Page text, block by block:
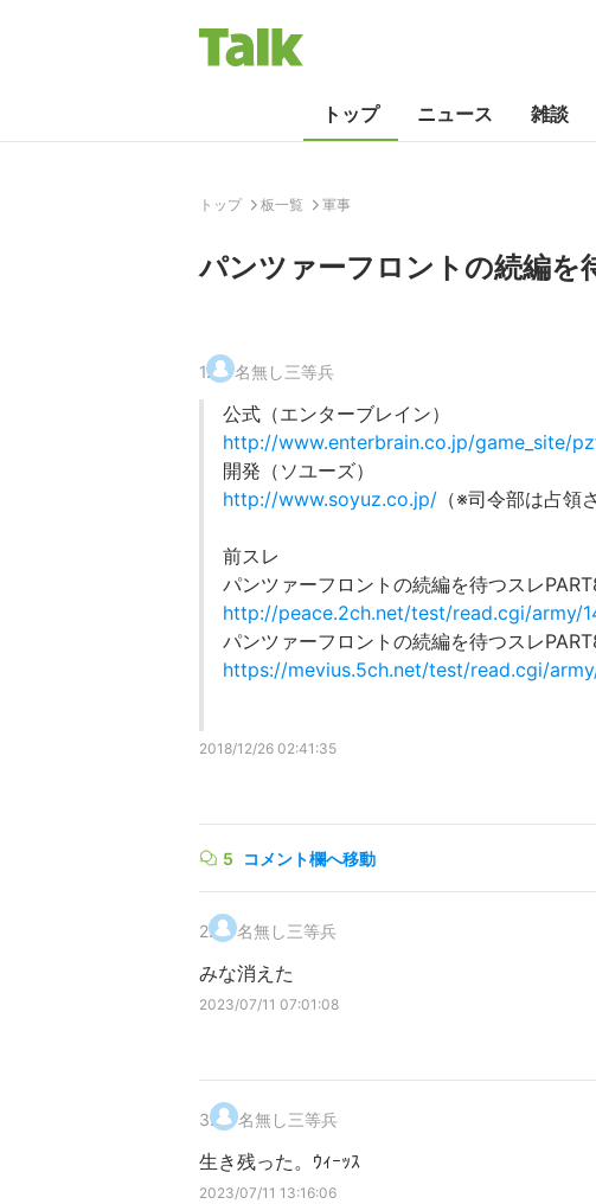
トップ ニュース 雑談
トップ 板一覧 軍事
パンツァーフロントの続編を
1. 名無し三等兵
公式（エンターブレイン）
http://www.enterbrain.co.jp/game_site/
開発（ソユーズ）
http://www.soyuz.co.jp/ （※司令部は占領
前スレ
パンツァーフロントの続編を待つスレ
http://peace.2ch.net/test/read.cgi/army/
パンツァーフロントの続編を待つスレ
https://mevius.5ch.net/test/read.cgi/
2018/12/26 02:41:35
5 コメント欄へ移動
2. 名無し三等兵
みな消えた
2023/07/11 07:01:08
3. 名無し三等兵
生き残った。ｳｨｰｯｽ
2023/07/11 13:16:06